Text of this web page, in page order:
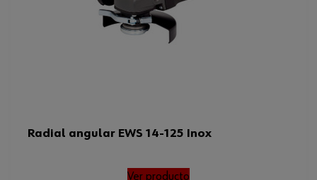
Radial angular EWS 14-125 Inox
Ver producto